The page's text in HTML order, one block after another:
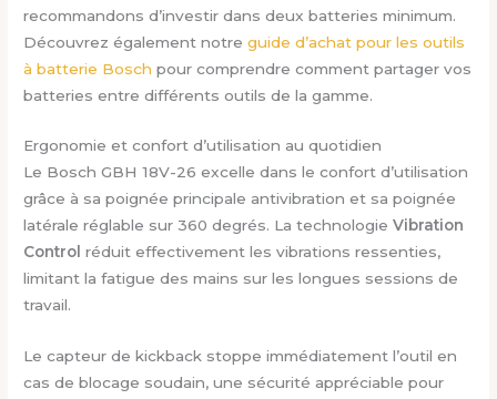
recommandons d’investir dans deux batteries minimum.
Découvrez également notreguide d’achat pour les outils
à batterie Bosch pour comprendre comment partager vos
batteries entre différents outils de la gamme.
Ergonomie et confort d’utilisation au quotidien
Le Bosch GBH 18V-26 excelle dans le confort d’utilisation
grâce à sa poignée principale antivibration et sa poignée
latérale réglable sur 360 degrés. La technologieVibration
Control réduit effectivement les vibrations ressenties,
limitant la fatigue des mains sur les longues sessions de
travail.
Le capteur de kickback stoppe immédiatement l’outil en
cas de blocage soudain, une sécurité appréciable pour